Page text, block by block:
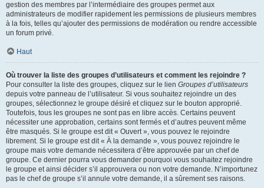
gestion des membres par l’intermédiaire des groupes permet aux
administrateurs de modifier rapidement les permissions de plusieurs membres
à la fois, telles qu’ajouter des permissions de modération ou rendre accessible
un forum privé.
Haut
Où trouver la liste des groupes d’utilisateurs et comment les rejoindre ?
Pour consulter la liste des groupes, cliquez sur le lien Groupes d’utilisateurs
depuis votre panneau de l’utilisateur. Si vous souhaitez rejoindre un des
groupes, sélectionnez le groupe désiré et cliquez sur le bouton approprié.
Toutefois, tous les groupes ne sont pas en libre accès. Certains peuvent
nécessiter une approbation, certains sont fermés et d’autres peuvent même
être masqués. Si le groupe est dit « Ouvert », vous pouvez le rejoindre
librement. Si le groupe est dit « À la demande », vous pouvez rejoindre le
groupe mais votre demande nécessitera d’être approuvée par un chef de
groupe. Ce dernier pourra vous demander pourquoi vous souhaitez rejoindre
le groupe et ainsi décider s’il approuvera ou non votre demande. N’importunez
pas le chef de groupe s’il annule votre demande, il a sûrement ses raisons.